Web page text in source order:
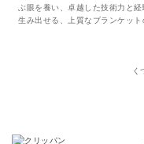
ぶ眼を養い、卓越した技術力と
生み出せる、上質なブランケット
く